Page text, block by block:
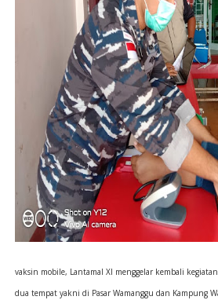
vaksin mobile, Lantamal XI menggelar kembali
dua tempat yakni di Pasar Wamanggu dan Kampung